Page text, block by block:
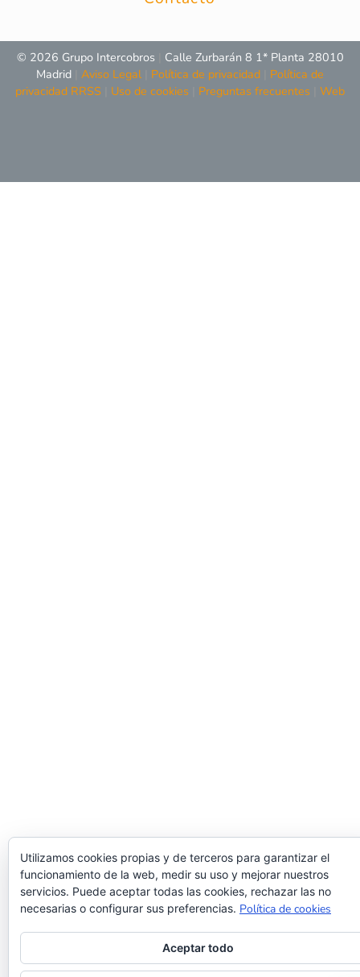
© 2026 Grupo Intercobros
Calle Zurbarán 8 1* Planta 28010
Madrid Aviso Legal Política de privacidad
Política de
privacidad RRSS
Uso de cookies Preguntas frecuentes Web
Utilizamos cookies propias y de terceros para garantizar el
funcionamiento de la web, medir su uso y mejorar nuestros
servicios. Puede aceptar todas las cookies, rechazar las no
necesarias o configurar sus preferencias. Política de cookies
Aceptar todo